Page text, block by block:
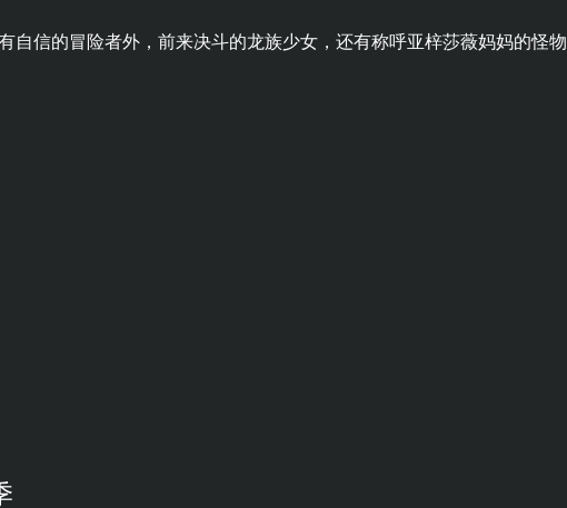
自信的冒险者外，前来决斗的龙族少女，还有称呼亚梓莎薇妈妈的怪物